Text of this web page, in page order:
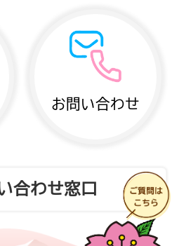
お問い合わせ
合わせ窓口